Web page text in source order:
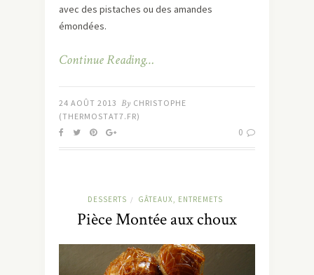
avec des pistaches ou des amandes
émondées.
Continue Reading…
24 AOÛT 2013 By CHRISTOPHE
(THERMOSTAT7.FR)
0
DESSERTS / GÂTEAUX, ENTREMETS
Pièce Montée aux choux